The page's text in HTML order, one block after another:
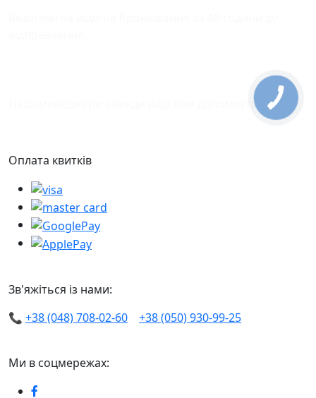
Наші менеджери завжди раді вам допомогти.
Оплата квитків
Зв'яжіться із нами:
📞 +38 (048) 708-02-60 +38 (050) 930-99-25
Ми в соцмережах: